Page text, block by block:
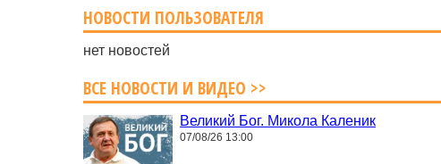
НОВОСТИ ПОЛЬЗОВАТЕЛЯ
нет новостей
ВСЕ НОВОСТИ И ВИДЕО >>
Великий Бог. Микола Каленик
07/08/26 13:00